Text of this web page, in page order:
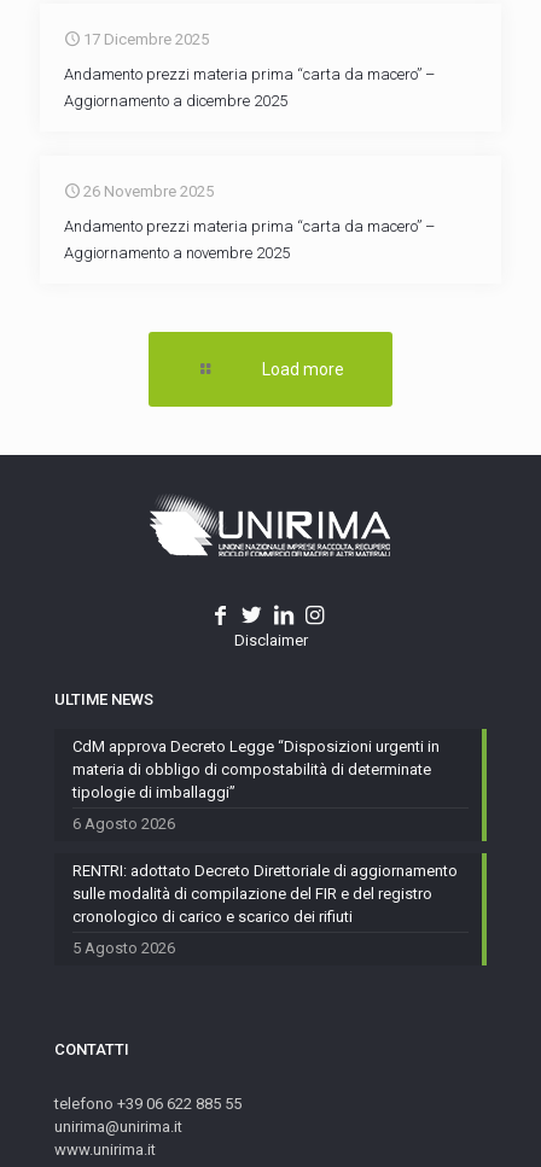
17 Dicembre 2025
Andamento prezzi materia prima “carta da macero” –
Aggiornamento a dicembre 2025
26 Novembre 2025
Andamento prezzi materia prima “carta da macero” –
Aggiornamento a novembre 2025
Load more
Disclaimer
ULTIME NEWS
CdM approva Decreto Legge “Disposizioni urgenti in
materia di obbligo di compostabilità di determinate
tipologie di imballaggi”
6 Agosto 2026
RENTRI: adottato Decreto Direttoriale di aggiornamento
sulle modalità di compilazione del FIR e del registro
cronologico di carico e scarico dei rifiuti
5 Agosto 2026
CONTATTI
telefono +39 06 622 885 55
unirima@unirima.it
www.unirima.it